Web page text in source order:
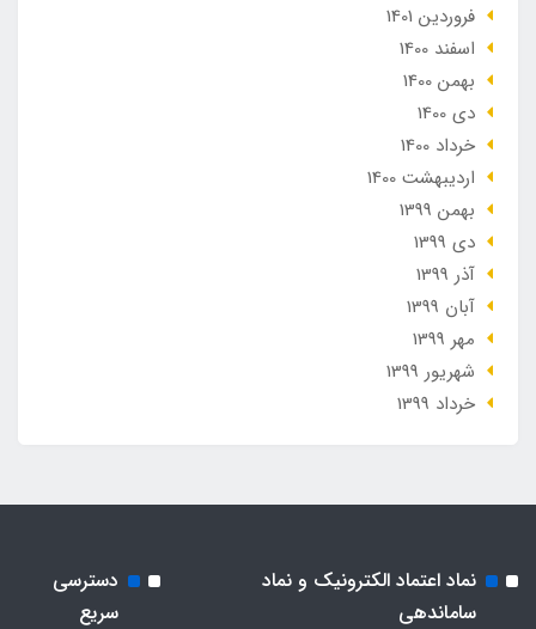
فروردین 1401
اسفند 1400
بهمن 1400
دی 1400
خرداد 1400
ارديبهشت 1400
بهمن 1399
دی 1399
آذر 1399
آبان 1399
مهر 1399
شهریور 1399
خرداد 1399
نماد اعتماد الکترونیک و نماد
ساماندهی
دسترسی
سریع